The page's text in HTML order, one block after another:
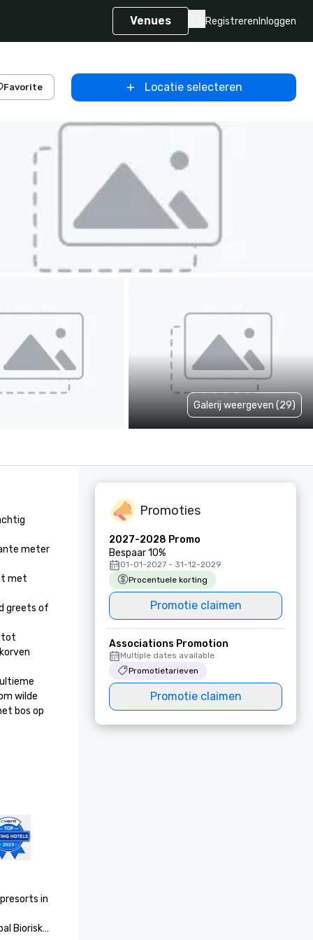
Venues Registreren Inloggen
Favorite Locatie selecteren
Galerij weergeven (29)
meter
met
greets of
tot
wilde
bos op
in
Biorisk
Promoties
2027-2028 Promo
Bespaar 10%
01-01-2027 - 31-12-2029
Procentuele korting
Promotie claimen
Associations Promotion
Multiple dates available
Promotietarieven
Promotie claimen